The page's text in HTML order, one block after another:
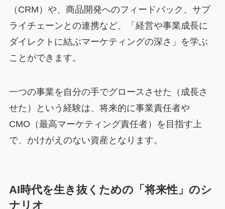
（CRM）や、商品開発へのフィードバック、サプ
ライチェーンとの連携など、「経営や事業成長に
ダイレクトに結ぶマーケティングの深さ」を学ぶ
ことができます。
一つの事業を自分の手でグロースさせた（成長さ
せた）という経験は、将来的に事業責任者や
CMO（最高マーケティング責任者）を目指す上
で、かけがえのない資産となります。
AI時代を生き抜くための「将来性」のシ
ナリオ